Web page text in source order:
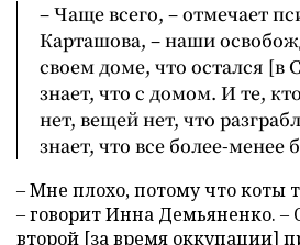
– Чаще всего, – отмечает
Карташова, – наши
своем доме, что остался [в
знает, что с домом. И те,
нет, вещей нет, что
знает, что все более-менее
– Мне плохо, потому что коты
– говорит Инна Демьяненко. –
второй [за время оккупации]